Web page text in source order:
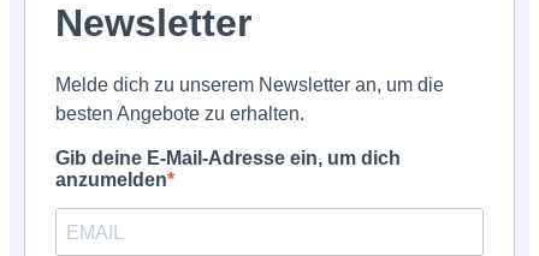
Newsletter
Melde dich zu unserem Newsletter an, um die
besten Angebote zu erhalten.
Gib deine E-Mail-Adresse ein, um dich
anzumelden